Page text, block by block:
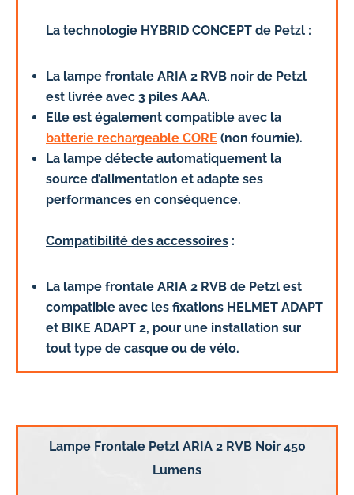
La technologie HYBRID CONCEPT de Petzl :
La lampe frontale ARIA 2 RVB noir de Petzl
est livrée avec 3 piles AAA.
Elle est également compatible avec la
batterie rechargeable CORE (non fournie).
La lampe détecte automatiquement la
source d’alimentation et adapte ses
performances en conséquence.
Compatibilité des accessoires :
La lampe frontale ARIA 2 RVB de Petzl est
compatible avec les fixations HELMET ADAPT
et BIKE ADAPT 2, pour une installation sur
tout type de casque ou de vélo.
Lampe Frontale Petzl ARIA 2 RVB Noir 450
Lumens